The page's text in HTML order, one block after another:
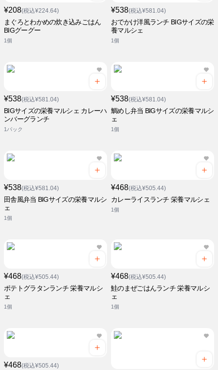
¥208(税込¥224.64)
まぐろとわかめの炊き込みごはん
BIGグーグー
1個
¥538(税込¥581.04)
おでかけ洋風ランチ BIGサイズの栄
養マルシェ
1個
¥538(税込¥581.04)
BIGサイズの栄養マルシェ カレーハ
ンバーグランチ
1パック
¥538(税込¥581.04)
鯛めし弁当 BIGサイズの栄養マルシ
ェ
1個
¥538(税込¥581.04)
田舎風弁当 BIGサイズの栄養マルシ
ェ
1個
¥468(税込¥505.44)
カレーライスランチ 栄養マルシェ
1個
¥468(税込¥505.44)
ポテトグラタンランチ 栄養マルシ
ェ
1個
¥468(税込¥505.44)
鮭のまぜごはんランチ 栄養マルシ
ェ
1個
¥468(税込¥505.44)